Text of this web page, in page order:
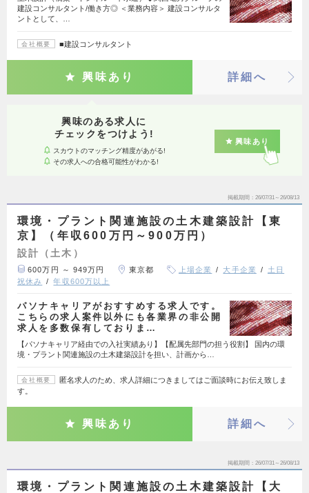
建設コンサルタント/働き方◎ ＜業務内容＞ 建設コンサルタ
ントとして、…
会社概要 ■建設コンサルタント
興味あり 詳細へ
興味のある求人に
チェックをつけよう!
スカウトのマッチング精度があがる!
その求人への合格可能性がわかる!
興味あり
掲載期間 26/07/31～26/08/13
環境・プラント関連施設の土木建築設計【東
京】（年収600万円～900万円）
設計（土木）
600万円 ～ 949万円 東京都 上場企業 大手企業
土日
祝休み
年収600万以上
パソナキャリアがおすすめする求人です。
こちらの求人案件以外にも各業界の非公開
求人を多数保有しておりま…
【パソナキャリア経由での入社実績あり】【配属先部門の担う役割】 国内の環
境・プラント関連施設の土木建築設計を担い、計画から…
会社概要
匿名求人のため、求人詳細につきましてはご面談時にお伝え致しま
す。
興味あり 詳細へ
掲載期間 26/07/31～26/08/13
環境・プラント関連施設の土木建築設計【大